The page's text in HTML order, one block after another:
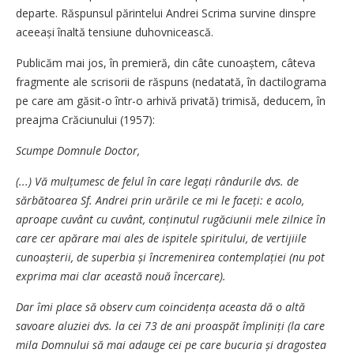
departe. Răspunsul părintelui Andrei Scrima survine dinspre
aceeași înaltă tensiune duhovnicească.
Publicăm mai jos, în premieră, din câte cunoaștem, câteva
fragmente ale scrisorii de răspuns (nedatată, în dactilograma
pe care am găsit-o într-o arhivă privată) trimisă, deducem, în
preajma Crăciunului (1957):
Scumpe Domnule Doctor,
(...) Vă mulțumesc de felul în care legați rândurile dvs. de
sărbătoarea Sf. Andrei prin urările ce mi le faceți: e acolo,
aproape cuvânt cu cuvânt, conținutul rugăciunii mele zilnice în
care cer apărare mai ales de ispitele spiritului, de vertijiile
cunoașterii, de superbia și încremenirea contemplației (nu pot
exprima mai clar această nouă încercare).
Dar îmi place să observ cum coincidența aceasta dă o altă
savoare aluziei dvs. la cei 73 de ani proaspăt împliniți (la care
mila Domnului să mai adauge cei pe care bucuria și dragostea